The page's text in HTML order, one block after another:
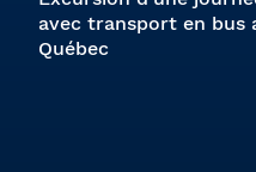
avec transport en bus
Québec